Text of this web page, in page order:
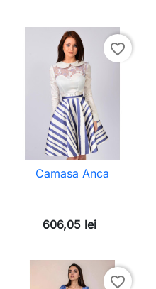
favorite_border
Camasa Anca
606,05 lei
favorite_border